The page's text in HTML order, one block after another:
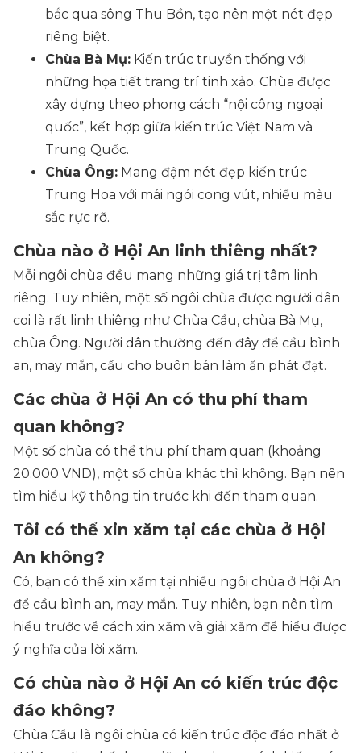
bắc qua sông Thu Bồn, tạo nên một nét đẹp
riêng biệt.
Chùa Bà Mụ: Kiến trúc truyền thống với
những họa tiết trang trí tinh xảo. Chùa được
xây dựng theo phong cách “nội công ngoại
quốc”, kết hợp giữa kiến trúc Việt Nam và
Trung Quốc.
Chùa Ông: Mang đậm nét đẹp kiến trúc
Trung Hoa với mái ngói cong vút, nhiều màu
sắc rực rỡ.
Chùa nào ở Hội An linh thiêng nhất?
Mỗi ngôi chùa đều mang những giá trị tâm linh
riêng. Tuy nhiên, một số ngôi chùa được người dân
coi là rất linh thiêng như Chùa Cầu, chùa Bà Mụ,
chùa Ông. Người dân thường đến đây để cầu bình
an, may mắn, cầu cho buôn bán làm ăn phát đạt.
Các chùa ở Hội An có thu phí tham
quan không?
Một số chùa có thể thu phí tham quan (khoảng
20.000 VND), một số chùa khác thì không. Bạn nên
tìm hiểu kỹ thông tin trước khi đến tham quan.
Tôi có thể xin xăm tại các chùa ở Hội
An không?
Có, bạn có thể xin xăm tại nhiều ngôi chùa ở Hội An
để cầu bình an, may mắn. Tuy nhiên, bạn nên tìm
hiểu trước về cách xin xăm và giải xăm để hiểu được
ý nghĩa của lời xăm.
Có chùa nào ở Hội An có kiến trúc độc
đáo không?
Chùa Cầu là ngôi chùa có kiến trúc độc đáo nhất ở